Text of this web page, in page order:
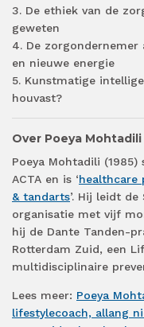
3. De ethiek van de
geweten
4. De zorgondernemer
en nieuwe energie
5. Kunstmatige
houvast?
Over Poeya Mohtadili
Poeya Mohtadili
ACTA en is ‘healthcare
& tandarts’. Hij leidt
organisatie met vijf
hij de Dante Tanden-
Rotterdam Zuid, een
multidisciplinaire
Lees meer: Poeya
lifestylecoach, allang